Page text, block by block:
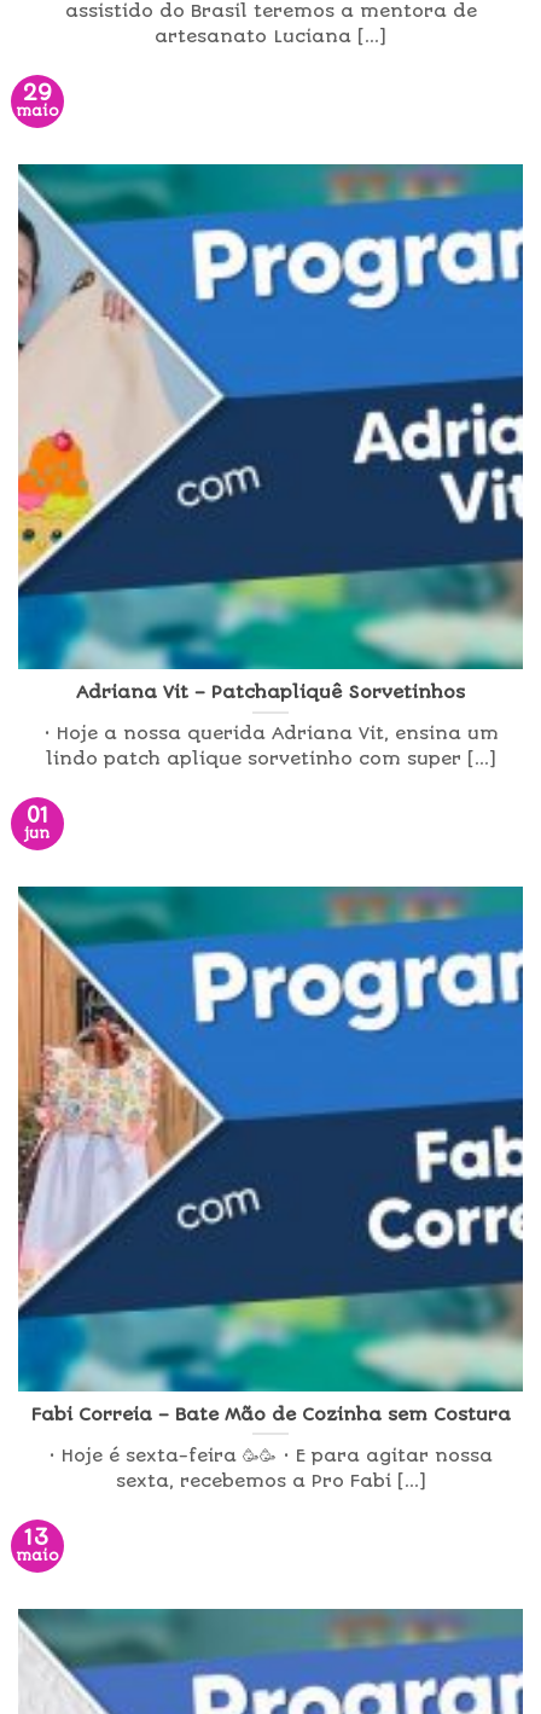
assistido do Brasil teremos a mentora de
artesanato Luciana [...]
29
maio
Adriana Vit – Patchapliquê Sorvetinhos
• Hoje a nossa querida Adriana Vit, ensina um
lindo patch aplique sorvetinho com super [...]
01
jun
Fabi Correia – Bate Mão de Cozinha sem Costura
• Hoje é sexta-feira 🥳🥳 • E para agitar nossa
sexta, recebemos a Pro Fabi [...]
13
maio